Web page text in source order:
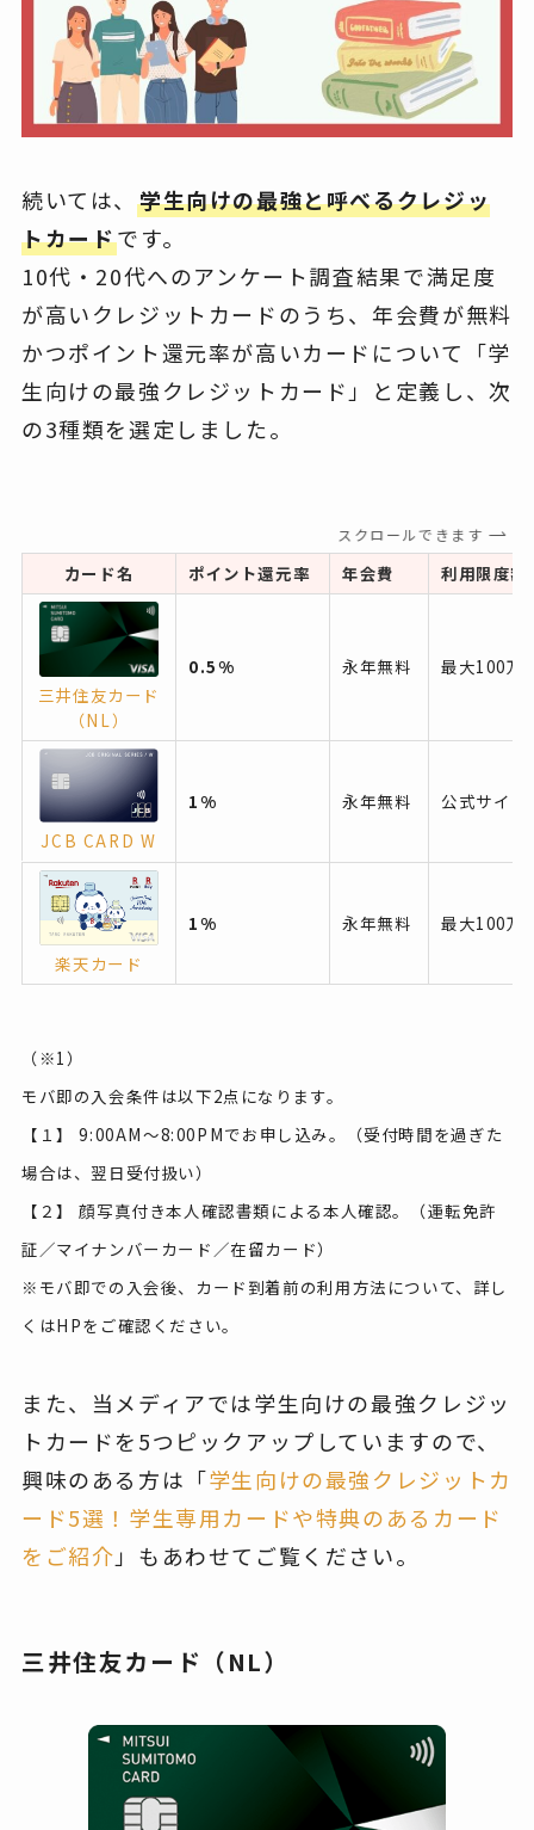
続いては、 学生向けの最強と呼べるクレジッ
トカードです。
10代・20代へのアンケート調査結果で満足度
が高いクレジットカードのうち、年会費が無料
かつポイント還元率が高いカードについて「学
生向けの最強クレジットカード」と定義し、次
の3種類を選定しました。
スクロールできます
カード名 ポイント還元率 年会費 利用限度額
三井住友カード
（NL）
0.5% 永年無料 最大100万
JCB CARD W
1% 永年無料 公式サイト
楽天カード
1% 永年無料 最大100万
（※1）
モバ即の入会条件は以下2点になります。
【１】 9:00AM～8:00PMでお申し込み。（受付時間を過ぎた
場合は、翌日受付扱い）
【２】 顔写真付き本人確認書類による本人確認。（運転免許
証／マイナンバーカード／在留カード）
※モバ即での入会後、カード到着前の利用方法について、詳し
くはHPをご確認ください。
また、当メディアでは学生向けの最強クレジッ
トカードを5つピックアップしていますので、
興味のある方は「学生向けの最強クレジットカ
ード5選！学生専用カードや特典のあるカード
をご紹介」もあわせてご覧ください。
三井住友カード（NL）